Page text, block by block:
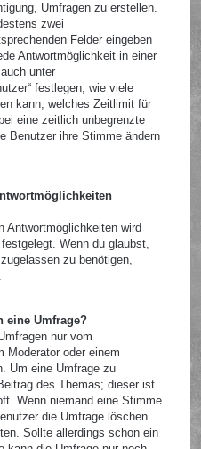
Umfragen zu erstellen.
zwei
Felder eingeben
Antwortmöglichkeit in einer
unter
festlegen, wie viele
kann, welches Zeitlimit für
eine zeitlich unbegrenzte
Benutzer ihre Stimme ändern
Antwortmöglichkeiten wird
Wenn du glaubst,
zu benötigen,
eine Umfrage?
nur vom
Moderator oder einem
Um eine Umfrage zu
des Themas; dieser ist
Wenn niemand eine Stimme
die Umfrage löschen
Sollte allerdings schon ein